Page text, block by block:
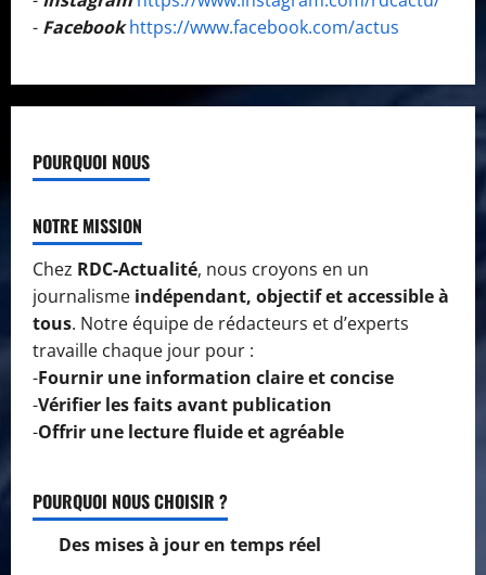
- Facebook https://www.facebook.com/actus
POURQUOI NOUS
NOTRE MISSION
Chez RDC-Actualité, nous croyons en un
journalisme indépendant, objectif et accessible à
tous. Notre équipe de rédacteurs et d’experts
travaille chaque jour pour :
-Fournir une information claire et concise
-Vérifier les faits avant publication
-Offrir une lecture fluide et agréable
POURQUOI NOUS CHOISIR ?
Des mises à jour en temps réel